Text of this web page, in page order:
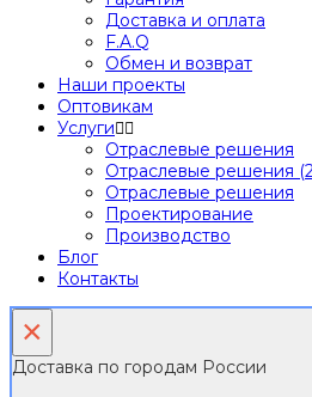
Доставка и оплата
F.A.Q
Обмен и возврат
Наши проекты
Оптовикам
Услуги
Отраслевые решения
Отраслевые решения
Отраслевые решения
Проектирование
Производство
Блог
Контакты
×
Доставка по городам России